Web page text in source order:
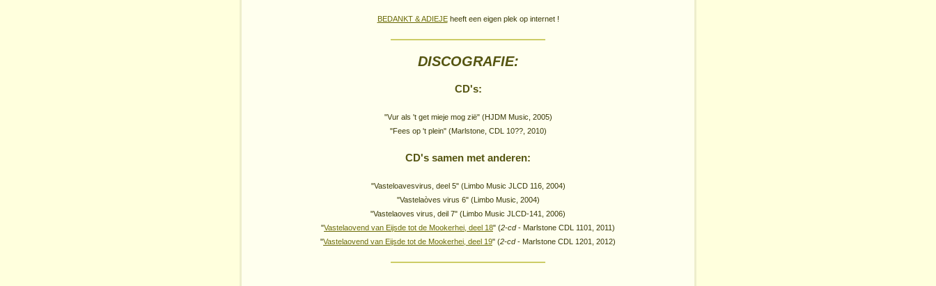
BEDANKT & ADIEJEheeft een eigen plek op internet !
DISCOGRAFIE:
CD's:
"Vur als 't get mieje mog zië" (HJDM Music, 2005)
"Fees op 't plein" (Marlstone, CDL 10??, 2010)
CD's samen met anderen:
"Vasteloavesvirus, deel 5" (Limbo Music JLCD 116, 2004)
"Vastelaòves virus 6" (Limbo Music, 2004)
"Vastelaoves virus, deil 7" (Limbo Music JLCD-141, 2006)
"Vastelaovend van Eijsde tot de Mookerhei, deel 18" (2-cd- Marlstone CDL 1101, 2011)
"Vastelaovend van Eijsde tot de Mookerhei, deel 19" (2-cd- Marlstone CDL 1201, 2012)